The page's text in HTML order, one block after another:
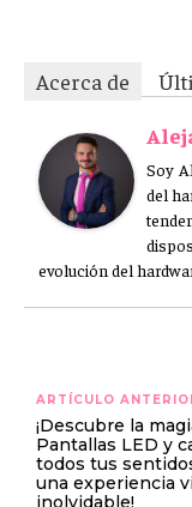
Acerca de
Soy
del
evolución del
ARTÍCULO
¡Descubre la
Pantallas LED y
todos tus
una experiencia
inolvidable!